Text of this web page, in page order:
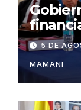
5 DE
MAMANI